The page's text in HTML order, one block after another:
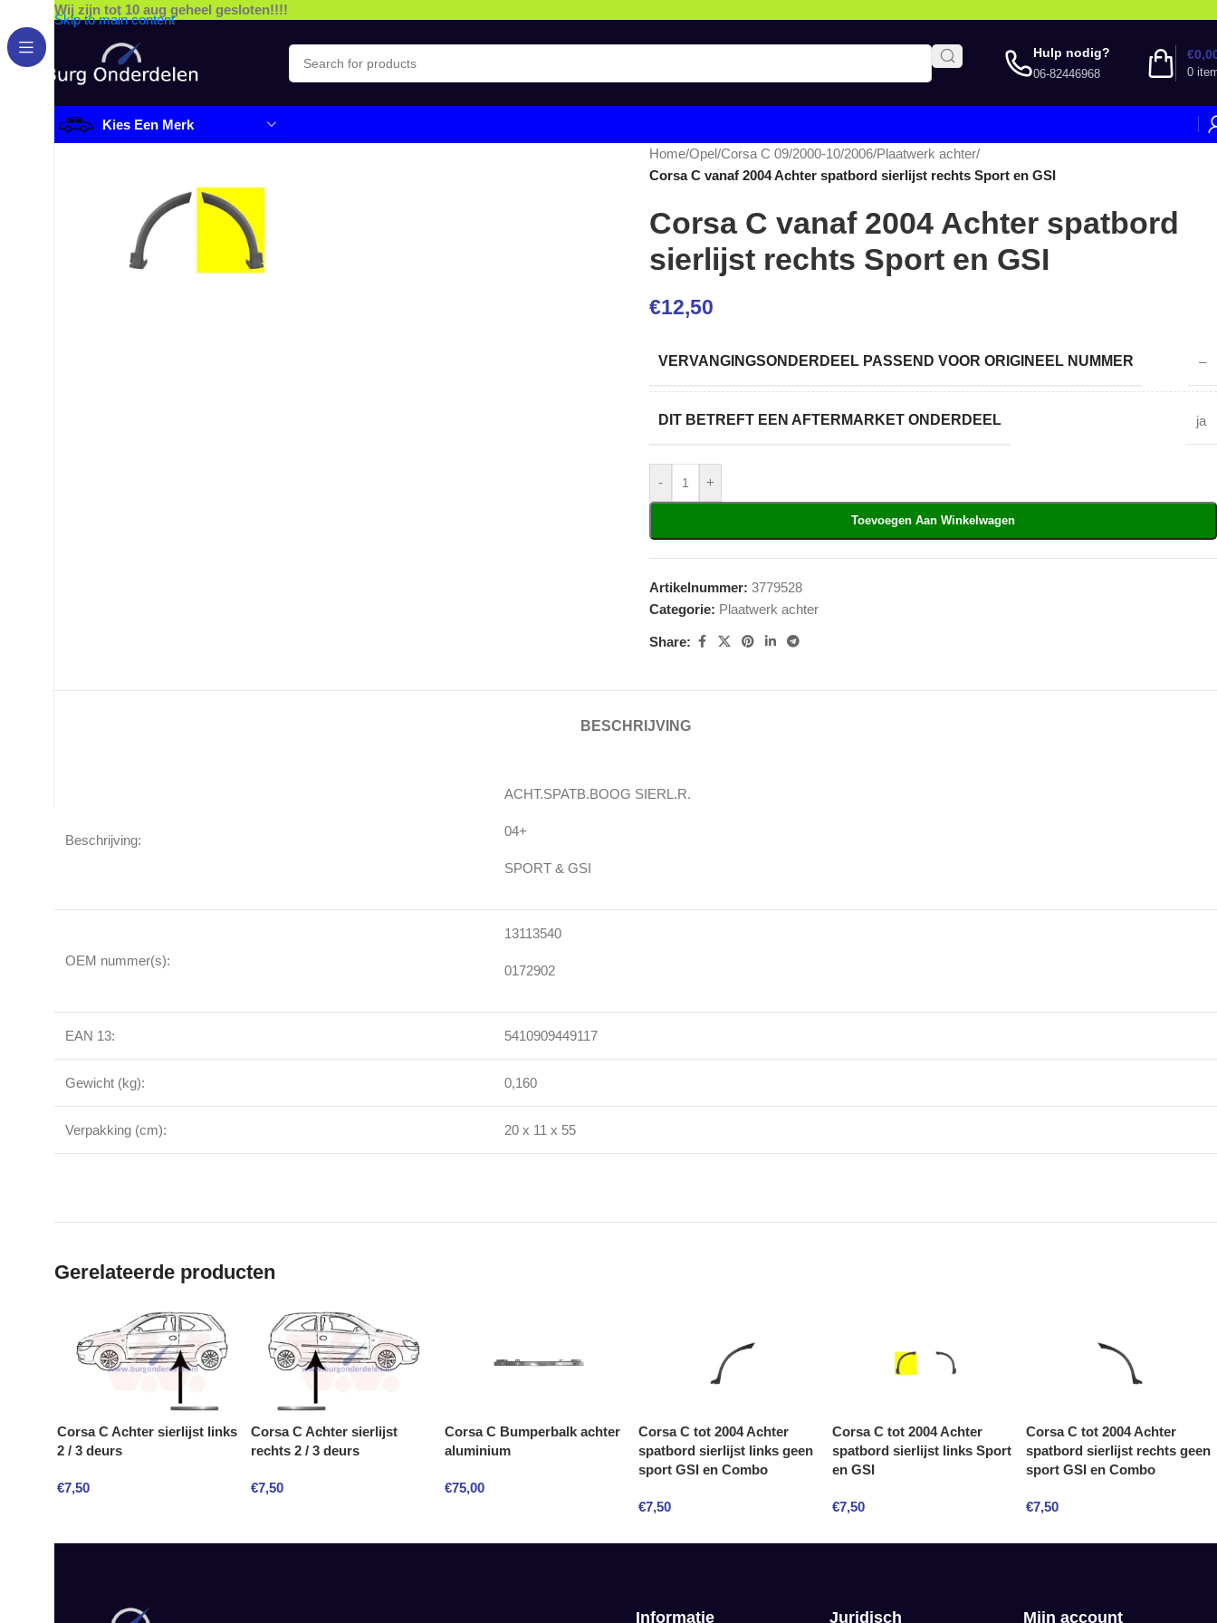
Skip to main content
Wij zijn tot 10 aug geheel gesloten!!!!
Hulp nodig?
06-82446968 0
€
Kies Een Merk
Home/Opel/Corsa C 09/2000-10/2006/Plaatwerk achter/
Corsa C vanaf 2004 Achter spatbord sierlijst rechts Sport en GSI
Corsa C vanaf 2004 Achter spatbord
sierlijst rechts Sport en GSI
€12,50
VERVANGINGSONDERDEEL PASSEND VOOR ORIGINEEL NUMMER –
DIT BETREFT EEN AFTERMARKET ONDERDEEL ja
- +
Toevoegen Aan Winkelwagen
Artikelnummer: 3779528
Categorie: Plaatwerk achter
Share:
BESCHRIJVING
Beschrijving:
ACHT.SPATB.BOOG SIERL.R.
04+
SPORT & GSI
OEM nummer(s):
13113540
0172902
EAN 13: 5410909449117
Gewicht (kg): 0,160
Verpakking (cm): 20 x 11 x 55
Gerelateerde producten
Corsa C Achter sierlijst links
2 / 3 deurs
€7,50
Corsa C Achter sierlijst
rechts 2 / 3 deurs
€7,50
Corsa C Bumperbalk achter
aluminium
€75,00
Corsa C tot 2004 Achter
spatbord sierlijst links geen
sport GSI en Combo
€7,50
Corsa C tot 2004 Achter
spatbord sierlijst links Sport
en GSI
€7,50
Corsa C tot 2004 Achter
spatbord sierlijst rechts geen
sport GSI en Combo
€7,50
Informatie Juridisch Mijn account